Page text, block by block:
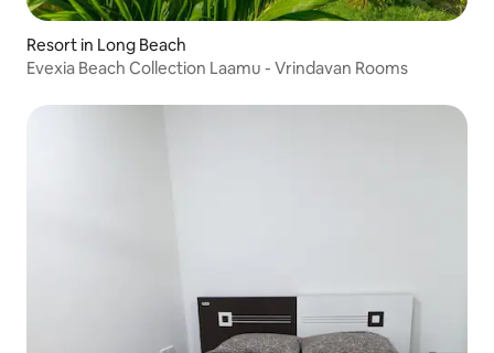
Resort in Long Beach
Evexia Beach Collection Laamu - Vrindavan Rooms